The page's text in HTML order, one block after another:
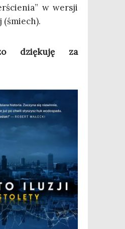
w wer­sji
(śmiech).
dzię­ku­ję za